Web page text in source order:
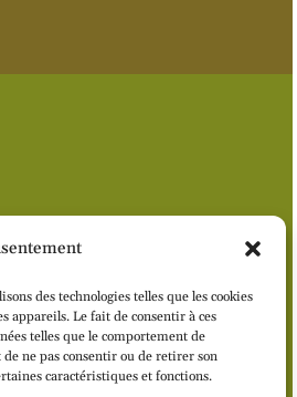
des technologies telles que les cookies
appareils. Le fait de consentir à ces
telles que le comportement de
ne pas consentir ou de retirer son
caractéristiques et fonctions.